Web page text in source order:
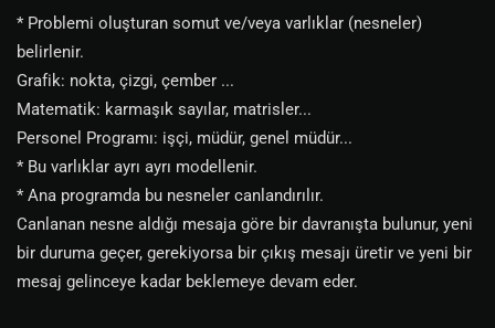
* Problemi oluşturan somut ve/veya varlıklar (nesneler)
belirlenir.
Grafik: nokta, çizgi, çember ...
Matematik: karmaşık sayılar, matrisler...
Personel Programı: işçi, müdür, genel müdür...
* Bu varlıklar ayrı ayrı modellenir.
* Ana programda bu nesneler canlandırılır.
Canlanan nesne aldığı mesaja göre bir davranışta bulunur, yeni
bir duruma geçer, gerekiyorsa bir çıkış mesajı üretir ve yeni bir
mesaj gelinceye kadar beklemeye devam eder.